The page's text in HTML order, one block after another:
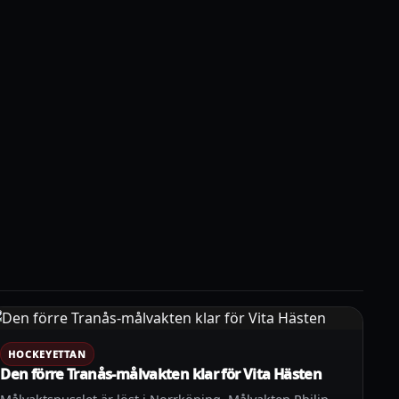
HOCKEYETTAN
Den förre Tranås-målvakten klar för Vita Hästen